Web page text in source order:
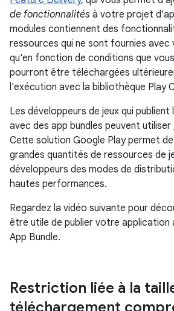
de fonctionnalités à votre projet
modules contiennent des
ressources qui ne sont fournies
qu'en fonction de conditions que
pourront être téléchargées
l'exécution avec la bibliothèque Play
Les développeurs de jeux qui
avec des app bundles peuvent utiliser
Cette solution Google Play permet
grandes quantités de ressources de
développeurs des modes de
hautes performances.
Regardez la vidéo suivante pour
être utile de publier votre application
App Bundle.
Restriction liée à la
téléchargement